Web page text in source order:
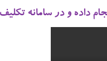
داده و در سامانه